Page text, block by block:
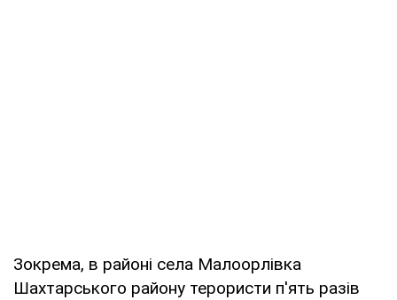
Зокрема, в районі села Малоорлівка
Шахтарського району терористи п'ять разів